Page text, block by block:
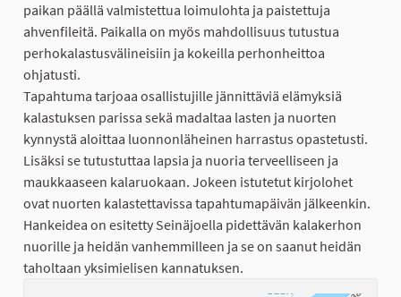
paikan päällä valmistettua loimulohta ja paistettuja
ahvenfileitä. Paikalla on myös mahdollisuus tutustua
perhokalastusvälineisiin ja kokeilla perhonheittoa
ohjatusti.
Tapahtuma tarjoaa osallistujille jännittäviä elämyksiä
kalastuksen parissa sekä madaltaa lasten ja nuorten
kynnystä aloittaa luonnonläheinen harrastus opastetusti.
Lisäksi se tutustuttaa lapsia ja nuoria terveelliseen ja
maukkaaseen kalaruokaan. Jokeen istutetut kirjolohet
ovat nuorten kalastettavissa tapahtumapäivän jälkeenkin.
Hankeidea on esitetty Seinäjoella pidettävän kalakerhon
nuorille ja heidän vanhemmilleen ja se on saanut heidän
taholtaan yksimielisen kannatuksen.